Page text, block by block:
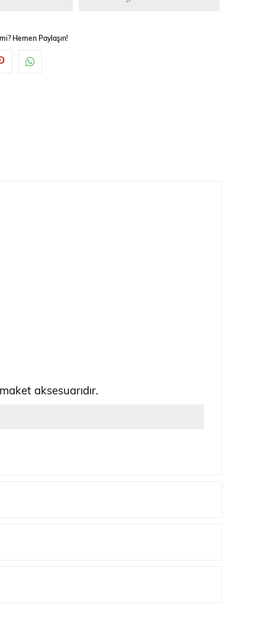
Hemen Paylaşın!
aksesuarıdır.